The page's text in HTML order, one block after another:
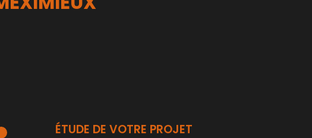
ÉTUDE DE VOTRE PROJET